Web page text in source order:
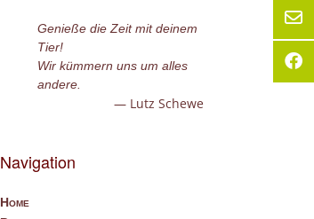
Genieße die Zeit mit deinem
Tier!
Wir kümmern uns um alles
andere.
Lutz Schewe
Navigation
Home